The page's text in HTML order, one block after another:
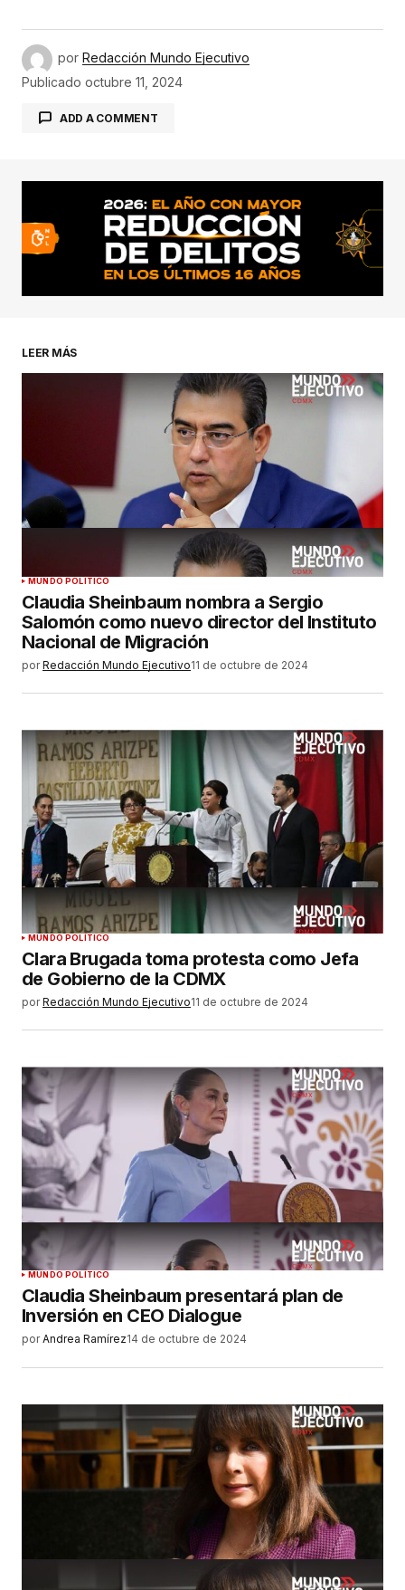
por Redacción Mundo Ejecutivo
Publicado octubre 11, 2024
ADD A COMMENT
conectado
LEER MÁS
MUNDO POLÍTICO
Claudia Sheinbaum nombra a Sergio
Salomón como nuevo director del Instituto
Nacional de Migración
por Redacción Mundo Ejecutivo11 de octubre de 2024
MUNDO POLÍTICO
Clara Brugada toma protesta como Jefa
de Gobierno de la CDMX
por Redacción Mundo Ejecutivo11 de octubre de 2024
MUNDO POLÍTICO
Claudia Sheinbaum presentará plan de
Inversión en CEO Dialogue
por Andrea Ramírez14 de octubre de 2024